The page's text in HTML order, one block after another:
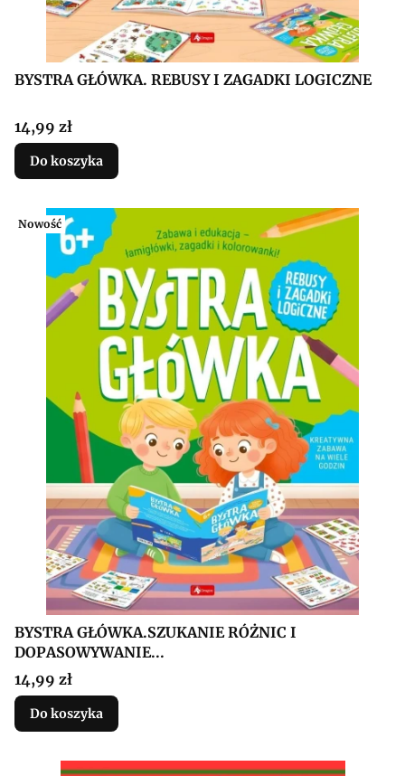
BYSTRA GŁÓWKA. REBUSY I ZAGADKI LOGICZNE
Cena
14,99 zł
Do koszyka
Nowość
BYSTRA GŁÓWKA.SZUKANIE RÓŻNIC I
DOPASOWYWANIE...
Cena
14,99 zł
Do koszyka